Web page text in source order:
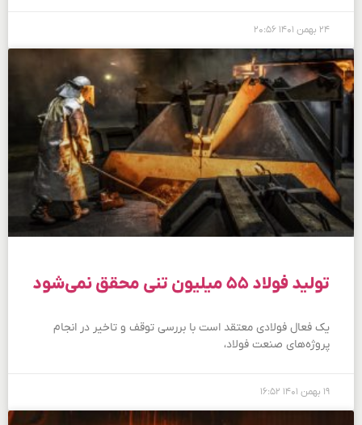
۲۴ بهمن ۱۴۰۱ ۲۰:۵۶
تولید فولاد ۵۵ میلیون تنی محقق نمی‌شود
یک فعال فولادی معتقد است با بررسی توقف و تاخیر در انجام
پروژه‌های صنعت فولاد،
۱۹ بهمن ۱۴۰۱ ۱۶:۵۲